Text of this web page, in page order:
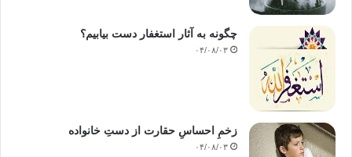
چگونه به آثار استغفار دست بیابیم؟
۰۴/۰۸/۰۳
زخمِ احساسِ حقارت از دستِ خانواده
۰۴/۰۸/۰۳